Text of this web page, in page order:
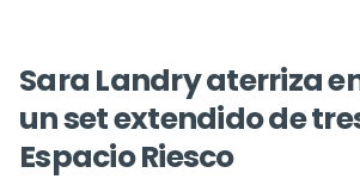
Sara Landry aterriza
un set extendido de
Espacio Riesco